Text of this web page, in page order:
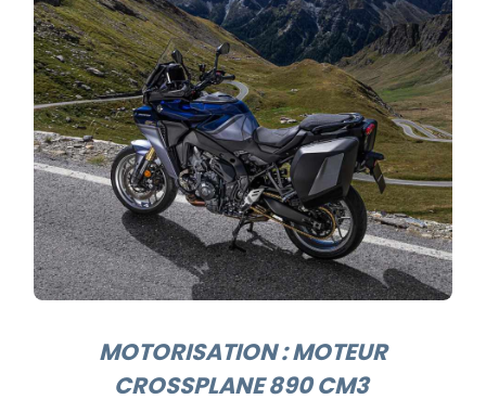
MOTORISATION : MOTEUR
CROSSPLANE 890 CM3 ​